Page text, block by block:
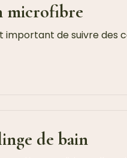
microfibre
de suivre des
de bain